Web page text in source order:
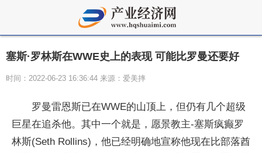
塞斯·罗林斯在WWE史上的表现 可能比罗曼还要好
时间：2022-06-23 16:36:44 来源：爱美摔
罗曼雷恩斯已在WWE的山顶上，但仍有几个超级
巨星在追杀他。其中一个就是，愿景教主-塞斯疯癫罗
林斯(Seth Rollins)，他已经明确地宣称他现在比部落酋